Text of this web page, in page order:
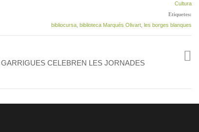
Cultura
Etiquetes:
bibliocursa biblioteca Marqués Olivart les borges blanques
CELEBREN LES JORNADES